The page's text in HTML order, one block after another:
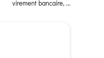
virement bancaire, ...